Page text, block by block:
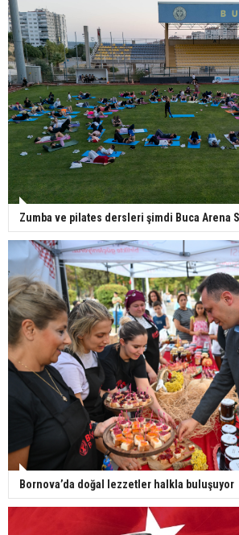
Zumba ve pilates dersleri şimdi Buca Arena
Bornova’da doğal lezzetler halkla buluşuyor